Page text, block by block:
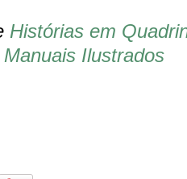
Histórias em
Manuais Ilustrados